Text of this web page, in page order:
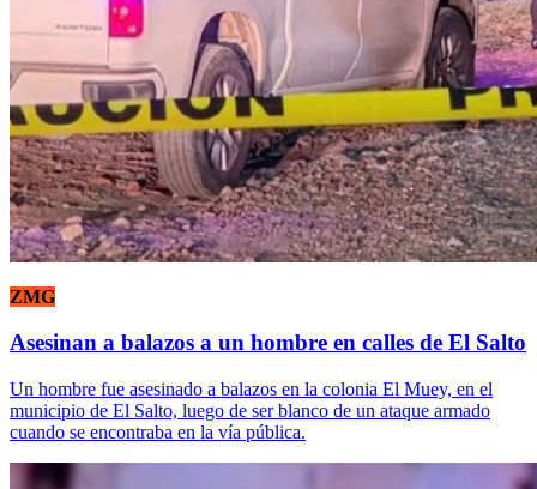
ZMG
Asesinan a balazos a un hombre en calles de El Salto
Un hombre fue asesinado a balazos en la colonia El Muey, en el
municipio de El Salto, luego de ser blanco de un ataque armado
cuando se encontraba en la vía pública.